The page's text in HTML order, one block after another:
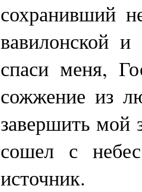
сохранивший
вавилонской
спаси меня,
сожжение из
завершить мой
сошел с
источник.